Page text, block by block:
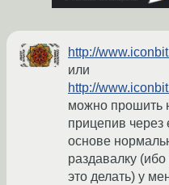
http://
или
http://
можно прошить
прицепив через
основе
раздавалку
это делать) у